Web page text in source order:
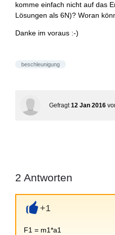
komme einfach nicht auf das
Lösungen als 6N)? Woran
Danke im voraus :-)
beschleunigung
Gefragt 12 Jan 2016
2 Antworten
+1
F1 = m1*a1